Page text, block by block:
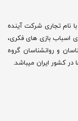
نام تجاری شرکت آینده
519773، ارائه دهنده ی اسباب بازی های فکری،
و روانشناسان گروه
در کشور ایران میباشد.